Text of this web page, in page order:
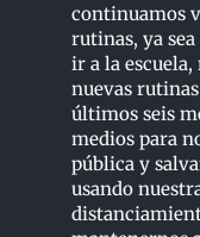
continuamos
rutinas, ya
ir a la
nuevas
últimos seis
medios para
pública y
usando